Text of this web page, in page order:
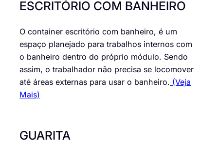
ESCRITÓRIO COM BANHEIRO
O container escritório com banheiro, é um
espaço planejado para trabalhos internos com
o banheiro dentro do próprio módulo. Sendo
assim, o trabalhador não precisa se locomover
até áreas externas para usar o banheiro. (Veja
Mais)
GUARITA